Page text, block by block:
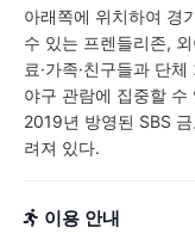
아래쪽에 위치하여 경
수 있는 프렌들리존,
료·가족·친구들과 단
야구 관람에 집중할
2019년 방영된 SBS
려져 있다.
이용 안내